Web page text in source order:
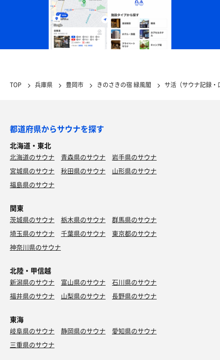
TOP 兵庫県 豊岡市 きのさきの宿 緑風閣 サ活（サウナ記録・
都道府県からサウナを探す
北海道・東北
北海道のサウナ 青森県のサウナ
岩手県のサウナ
宮城県のサウナ
秋田県のサウナ
山形県のサウナ
福島県のサウナ
関東
茨城県のサウナ 栃木県のサウナ
群馬県のサウナ
埼玉県のサウナ
千葉県のサウナ
東京都のサウナ
神奈川県のサウナ
北陸・甲信越
新潟県のサウナ 富山県のサウナ
石川県のサウナ
福井県のサウナ
山梨県のサウナ 長野県のサウナ
東海
岐阜県のサウナ 静岡県のサウナ
愛知県のサウナ
三重県のサウナ